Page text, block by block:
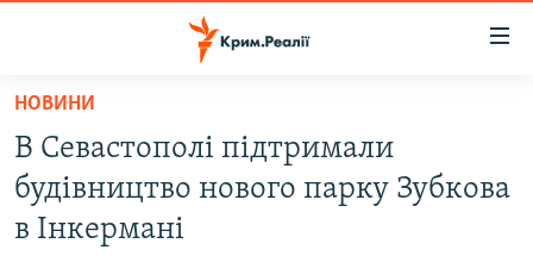
Перейти
основного
матеріалу
Перейти
до
ВОДА.КРИМ
ВІДЕО ТА ФОТО
НОВИНИ
В Севастополі підтримали
будівництво нового парку Зубкова
в Інкермані